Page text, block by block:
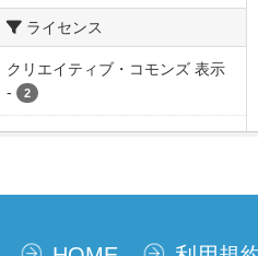
ライセンス
クリエイティブ・コモンズ 表示
-
2